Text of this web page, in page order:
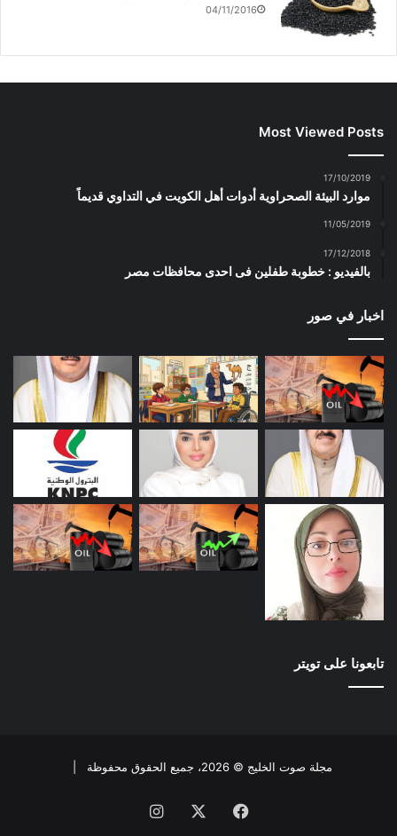
04/11/2016
Most Viewed Posts
17/10/2019
موارد البيئة الصحراوية أدوات أهل الكويت في التداوي قديماً
11/05/2019
17/12/2018
بالفيديو : خطوبة طفلين فى احدى محافظات مصر
اخبار في صور
تابعونا على تويتر
مجلة صوت الخليج © 2026، جميع الحقوق محفوظة |
فيسبوك انستقرام